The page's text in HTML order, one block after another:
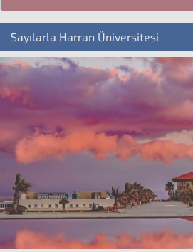
Sayılarla Harran Üniversitesi